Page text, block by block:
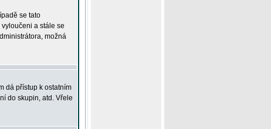
se tato
a stále se
možná
dá přístup k ostatním
do skupin, atd. Vřele